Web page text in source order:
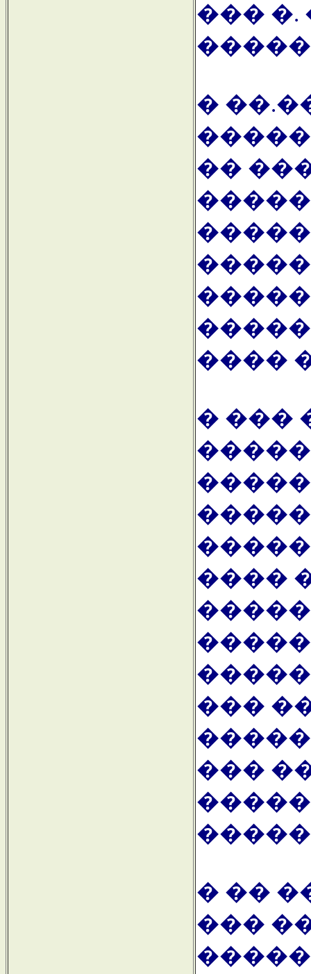
���
�
��
����
� ���
����
���
���
� ��
���